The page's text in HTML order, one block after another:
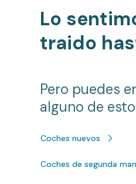
Lo
traido
Pero puedes
alguno de
Coches nuevos
Coches de segunda